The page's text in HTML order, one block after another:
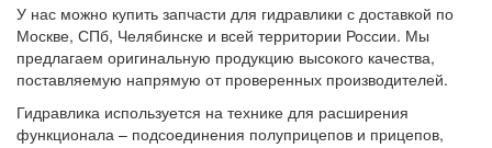
У нас можно купить запчасти для гидравлики с доставкой по
Москве, СПб, Челябинске и всей территории России. Мы
предлагаем оригинальную продукцию высокого качества,
поставляемую напрямую от проверенных производителей.
Гидравлика используется на технике для расширения
функционала – подсоединения полуприцепов и прицепов,